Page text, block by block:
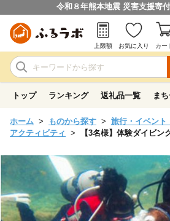
令和８年熊本地震 災害支援寄
上限額 お気に入り カー
トップ ランキング 返礼品一覧 ま
ホーム ものから探す
旅行・イベント
アクティビティ
【3名様】体験ダイビン